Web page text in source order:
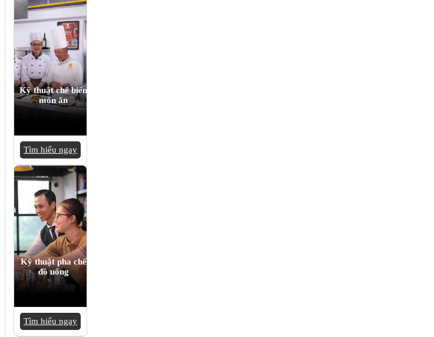
Kỹ thuật chế biến
món ăn
Tìm hiểu ngay
Kỹ thuật pha chế
đồ uống
Tìm hiểu ngay